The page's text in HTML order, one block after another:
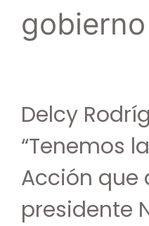
Delcy
“Tenemos
Acción que
presidente